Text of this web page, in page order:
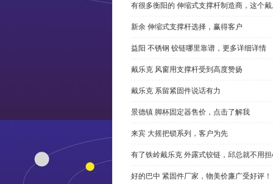
有很多衡阳的 伸缩式支撑杆制造商，这个
新余 伸缩式支撑杆选择，赢得客户
益阳 不锈钢 铰链哪里靠谱，更多详细详情
戴乐克 风窗用支撑杆受到高度赞扬
戴乐克 系留紧固件说话有力
景德镇 脚杯固定器售价，点击了解我
来宾 大摇把锁系列，客户为先
有了铁岭戴乐克 外露式铰链，邱总就不用
好的巴中 紧固件厂家，物美价廉广受好评！